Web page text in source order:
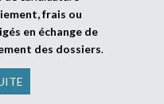
frais ou
en échange de
des dossiers.